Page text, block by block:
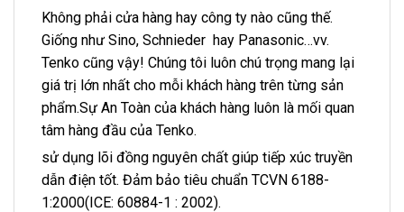
Không phải cửa hàng hay công ty nào cũng thế.
Giống như Sino, Schnieder hay Panasonic…vv.
Tenko cũng vậy! Chúng tôi luôn chú trọng mang lại
giá trị lớn nhất cho mỗi khách hàng trên từng sản
phẩm.Sự An Toàn của khách hàng luôn là mối quan
tâm hàng đầu của Tenko.
sử dụng lõi đồng nguyên chất giúp tiếp xúc truyền
dẫn điện tốt. Đảm bảo tiêu chuẩn TCVN 6188-
1:2000(ICE: 60884-1 : 2002).